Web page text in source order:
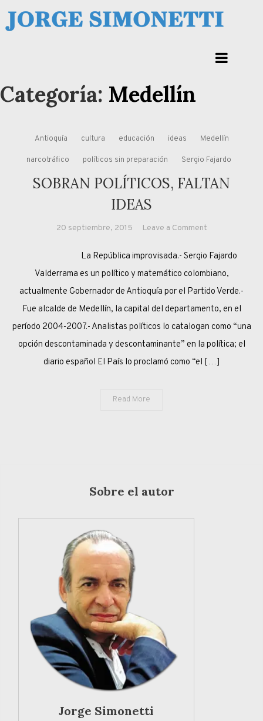
to
Jorge Eduardo Simonetti
Categoría: Medellín
Antioquía cultura educación ideas Medellín
narcotráfico políticos sin preparación Sergio Fajardo
SOBRAN POLÍTICOS, FALTAN
IDEAS
20 septiembre, 2015 Leave a Commenton
POLÍTICOS,
FALTAN
IDEAS
La República improvisada.- Sergio Fajardo
Valderrama es un político y matemático colombiano,
actualmente Gobernador de Antioquía por el Partido Verde.-
Fue alcalde de Medellín, la capital del departamento, en el
período 2004-2007.- Analistas políticos lo catalogan como “una
opción descontaminada y descontaminante” en la política; el
diario español El País lo proclamó como “el […]
Read More
Sobre el autor
Jorge Simonetti